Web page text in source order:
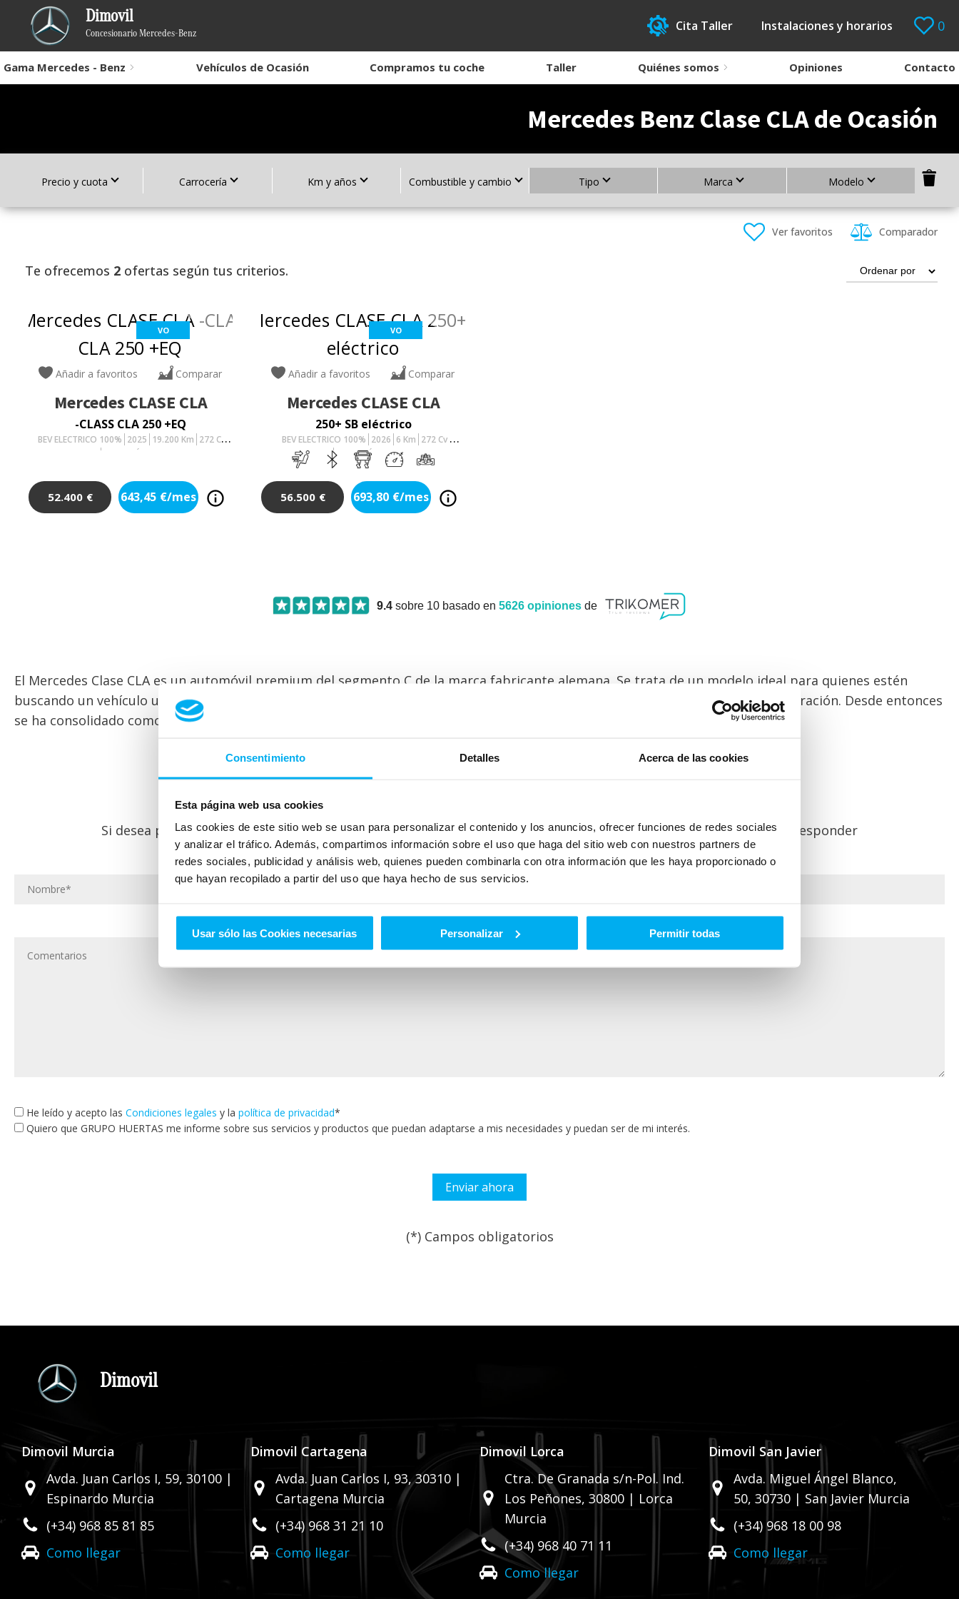
Consentimiento Detalles Acerca de las cookies
Esta página web usa cookies
Las cookies de este sitio web se usan para personalizar el contenido y los anuncios, ofrecer funciones de redes sociales
y analizar el tráfico. Además, compartimos información sobre el uso que haga del sitio web con nuestros partners de
redes sociales, publicidad y análisis web, quienes pueden combinarla con otra información que les haya proporcionado o
que hayan recopilado a partir del uso que haya hecho de sus servicios.
Usar sólo las Cookies necesarias Personalizar Permitir todas
Dimovil
Concesionario Mercedes-Benz Cita Taller Instalaciones y horarios 0
Gama Mercedes - Benz Vehículos de Ocasión Compramos tu coche Taller Quiénes somos Opiniones Contacto
Mercedes Benz Clase CLA de Ocasión
Precio y cuota Carrocería Km y años Combustible y cambio Tipo Marca Modelo
Ver favoritos Comparador
Te ofrecemos 2 ofertas según tus criterios.
VO
Añadir a favoritos Comparar
Mercedes CLASE CLA
-CLASS CLA 250 +EQ
BEV ELECTRICO 100% 2025 19.200 Km 272 Cv
AUTOMÁTICO
52.400 € 643,45 €/mes
VO
Añadir a favoritos Comparar
Mercedes CLASE CLA
250+ SB eléctrico
BEV ELECTRICO 100% 2026 6 Km 272Cv
AUTOMÁTICO
56.500 € 693,80 €/mes
9.4 sobre 10 basado en5626 opiniones de
El Mercedes Clase CLA es un automóvil premium del segmento C de la marca fabricante alemana. Se trata de un modelo ideal para quienes estén
buscando un vehículo urbano de segunda mano. Fue lanzado al mercado en 1997 y actualmente se encuentra en su cuarta generación. Desde entonces
se ha consolidado como uno de los coches de referencia de Mercedes.
Si desea ponerse en contacto con nosotros rellene el siguiente formulario y envíenoslo. Seremos muy rápido en responder
He leído y acepto las Condiciones legales y la política de privacidad*
Quiero que GRUPO HUERTAS me informe sobre sus servicios y productos que puedan adaptarse a mis necesidades y puedan ser de mi interés.
(*) Campos obligatorios
Dimovil
Dimovil Murcia
Avda. Juan Carlos I, 59, 30100 |
Espinardo Murcia
(+34) 968 85 81 85
Como llegar
Dimovil Cartagena
Avda. Juan Carlos I, 93,30310 |
Cartagena Murcia
(+34) 968 31 21 10
Como llegar
Dimovil Lorca
Ctra. De Granada s/n-Pol. Ind.
Los Peñones, 30800 | Lorca
Murcia
(+34) 968 40 71 11
Como llegar
Dimovil San Javier
Avda. Miguel Ángel Blanco,
50, 30730 | San Javier Murcia
(+34) 968 18 00 98
Como llegar